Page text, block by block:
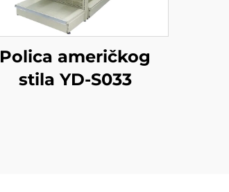
Polica američkog
stila YD-S033